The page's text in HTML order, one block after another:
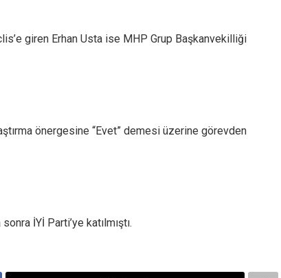
giren Erhan Usta ise MHP Grup Başkanvekilliği
önergesine “Evet” demesi üzerine görevden
İYİ Parti’ye katılmıştı.